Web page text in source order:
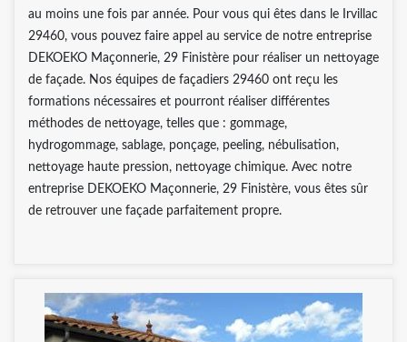
au moins une fois par année. Pour vous qui êtes dans le Irvillac
29460, vous pouvez faire appel au service de notre entreprise
DEKOEKO Maçonnerie, 29 Finistère pour réaliser un nettoyage
de façade. Nos équipes de façadiers 29460 ont reçu les
formations nécessaires et pourront réaliser différentes
méthodes de nettoyage, telles que : gommage,
hydrogommage, sablage, ponçage, peeling, nébulisation,
nettoyage haute pression, nettoyage chimique. Avec notre
entreprise DEKOEKO Maçonnerie, 29 Finistère, vous êtes sûr
de retrouver une façade parfaitement propre.